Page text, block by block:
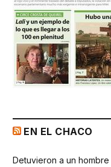
EN EL CHACO
Detuvieron a un